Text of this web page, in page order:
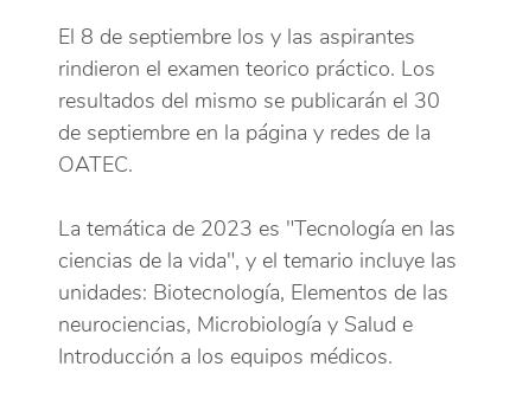
El 8 de septiembre los y las aspirantes
rindieron el examen teorico práctico. Los
resultados del mismo se publicarán el 30
de septiembre en la página y redes de la
OATEC.
La temática de 2023 es "Tecnología en las
ciencias de la vida", y el temario incluye las
unidades: Biotecnología, Elementos de las
neurociencias, Microbiología y Salud e
Introducción a los equipos médicos.